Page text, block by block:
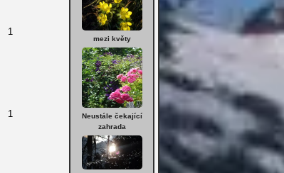
mezi květy
Neustále čekající
zahrada
1
1